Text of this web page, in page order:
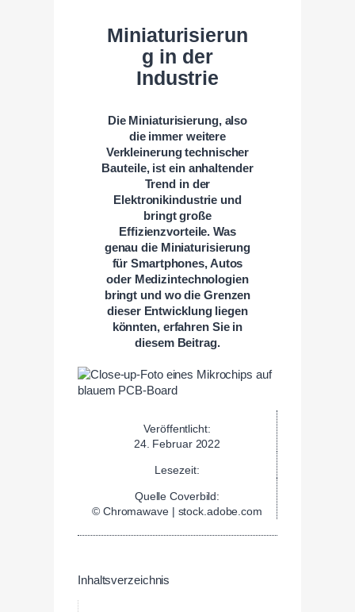
Miniaturisierun
g in der
Industrie
Die Miniaturisierung, also
die immer weitere
Verkleinerung technischer
Bauteile, ist ein anhaltender
Trend in der
Elektronikindustrie und
bringt große
Effizienzvorteile. Was
genau die Miniaturisierung
für Smartphones, Autos
oder Medizintechnologien
bringt und wo die Grenzen
dieser Entwicklung liegen
könnten, erfahren Sie in
diesem Beitrag.
Veröffentlicht:
24. Februar 2022
Lesezeit:
Quelle Coverbild:
© Chromawave | stock.adobe.com
Inhaltsverzeichnis